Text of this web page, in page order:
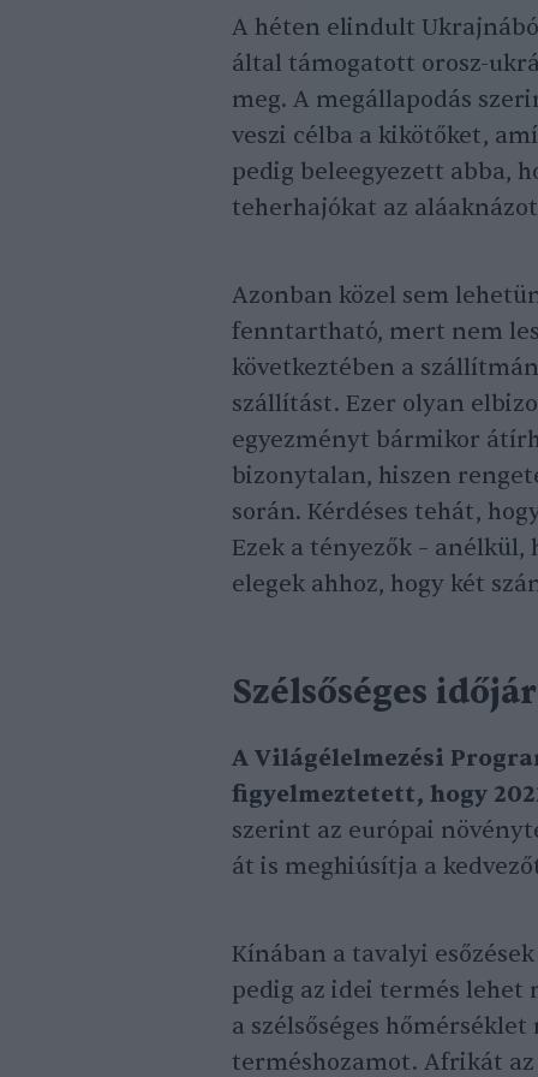
A héten elindult
által támogatott orosz-
meg. A megállapodás
veszi célba a kikötőket,
pedig beleegyezett abba,
teherhajókat az
Azonban közel sem
fenntartható, mert nem
következtében a
szállítást. Ezer olyan
egyezményt bármikor
bizonytalan, hiszen
során. Kérdéses tehát,
Ezek a tényezők –
elegek ahhoz, hogy két
Szélsőséges
A Világélelmezési
figyelmeztetett, hogy
szerint az európai
át is meghiúsítja a
Kínában a tavalyi
pedig az idei termés lehet
a szélsőséges
terméshozamot. Afrikát